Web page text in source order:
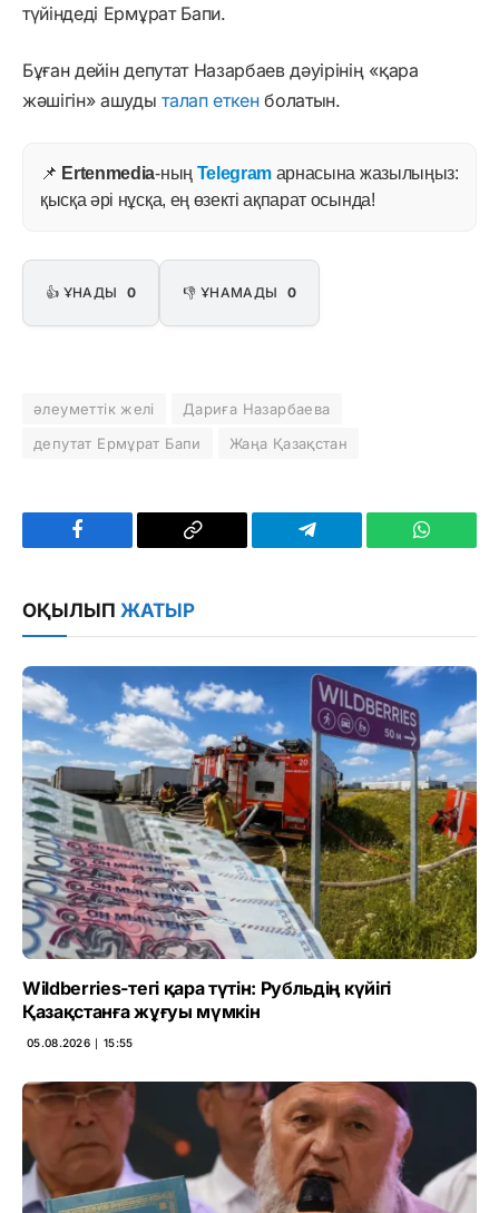
түйіндеді Ермұрат Бапи.
Бұған дейін депутат Назарбаев дәуірінің «қара
жәшігін» ашудыталап еткенболатын.
📌 Ertenmedia-ның Telegram арнасына жазылыңыз:
қысқа әрі нұсқа, ең өзекті ақпарат осында!
👍 ҰНАДЫ 0 👎 ҰНАМАДЫ 0
әлеуметтік желі
Дариға Назарбаева
депутат Ермұрат Бапи
Жаңа Қазақстан
Facebook
Copy
Telegram
ОҚЫЛЫП ЖАТЫР
Wildberries-тегі қара түтін: Рубльдің күйігі
Қазақстанға жұғуы мүмкін
05.08.2026 ∣ 15:55